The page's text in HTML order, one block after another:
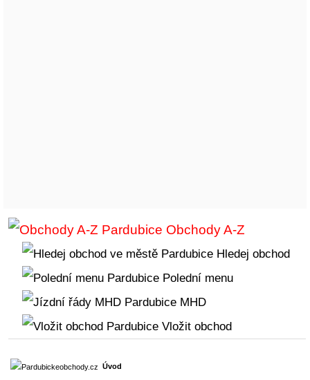
Obchody A-Z
Hledej obchod
Polední menu
MHD
Vložit obchod
Úvod